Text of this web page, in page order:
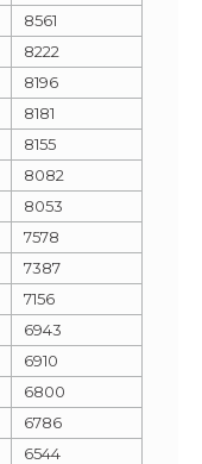
8561
8222
8196
8181
8155
8082
8053
7578
7387
7156
6943
6910
6800
6786
6544